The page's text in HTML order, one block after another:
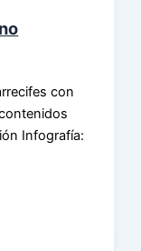
con
Infografía: